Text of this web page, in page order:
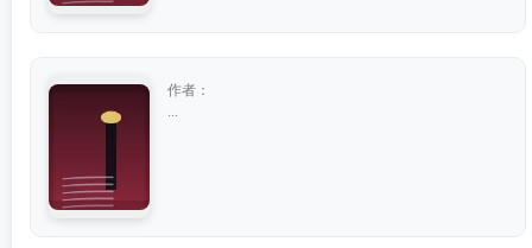
作者：